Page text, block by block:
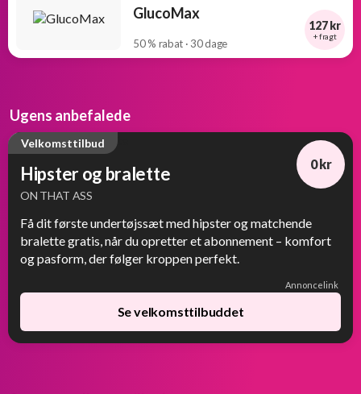
GlucoMax
50 % rabat · 30 dage
127 kr
+ fragt
Ugens anbefalede
Velkomsttilbud
Hipster og bralette
ON THAT ASS
0 kr
Få dit første undertøjssæt med hipster og matchende
bralette gratis, når du opretter et abonnement – komfort
og pasform, der følger kroppen perfekt.
Annoncelink
Se velkomsttilbuddet